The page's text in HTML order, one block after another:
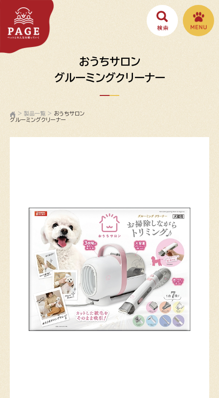
おうちサロン
グルーミングクリーナー
> 製品一覧 > おうちサロン
グルーミングクリーナー